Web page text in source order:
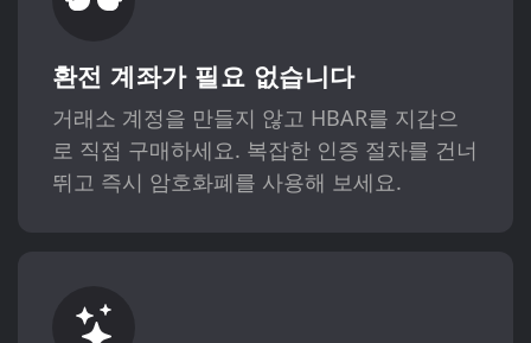
환전 계좌가 필요 없습니다
거래소 계정을 만들지 않고 HBAR를 지갑으
로 직접 구매하세요. 복잡한 인증 절차를 건너
뛰고 즉시 암호화폐를 사용해 보세요.